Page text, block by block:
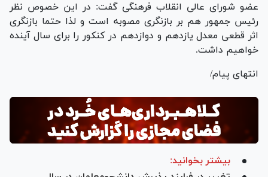
عضو شورای عالی انقلاب فرهنگی گفت: در این خصوص نظر
رئیس جمهور هم بر بازنگری مصوبه است و لذا حتما بازنگری
اثر قطعی معدل یازدهم و دوازدهم در کنکور را برای سال آینده
خواهیم داشت.
انتهای پیام/
بیشتر بخوانید: